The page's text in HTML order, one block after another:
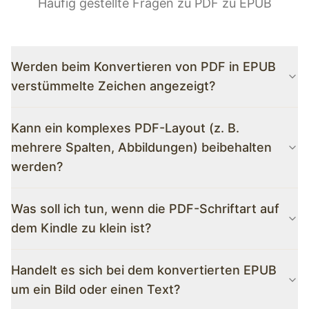
Häufig gestellte Fragen zu PDF zu EPUB
Werden beim Konvertieren von PDF in EPUB
verstümmelte Zeichen angezeigt?
Texterkennungstechnologie, die die interne Kodierung
von PDFs gründlich analysieren und das bei
herkömmlichen Tools häufig auftretende Problem mit
spezielle Symbole handelt, kann es genau
wiederhergestellt werden.
Kann ein komplexes PDF-Layout (z. B.
mehrere Spalten, Abbildungen) beibehalten
werden?
komplexe Dokumente konzipiert. Es kann
mehrspaltige Layouts, Abbildungen und Tabellen
umwandeln, das für das Lesen von E-Books geeignet
ist, wobei das Leseerlebnis des Originaldokuments
weitestgehend erhalten bleibt.
Was soll ich tun, wenn die PDF-Schriftart auf
dem Kindle zu klein ist?
Das konvertierte EPUB-Format unterstützt den
Fließsatz. Sie können die Schriftgröße und den
Handelt es sich bei dem konvertierten EPUB
um ein Bild oder einen Text?